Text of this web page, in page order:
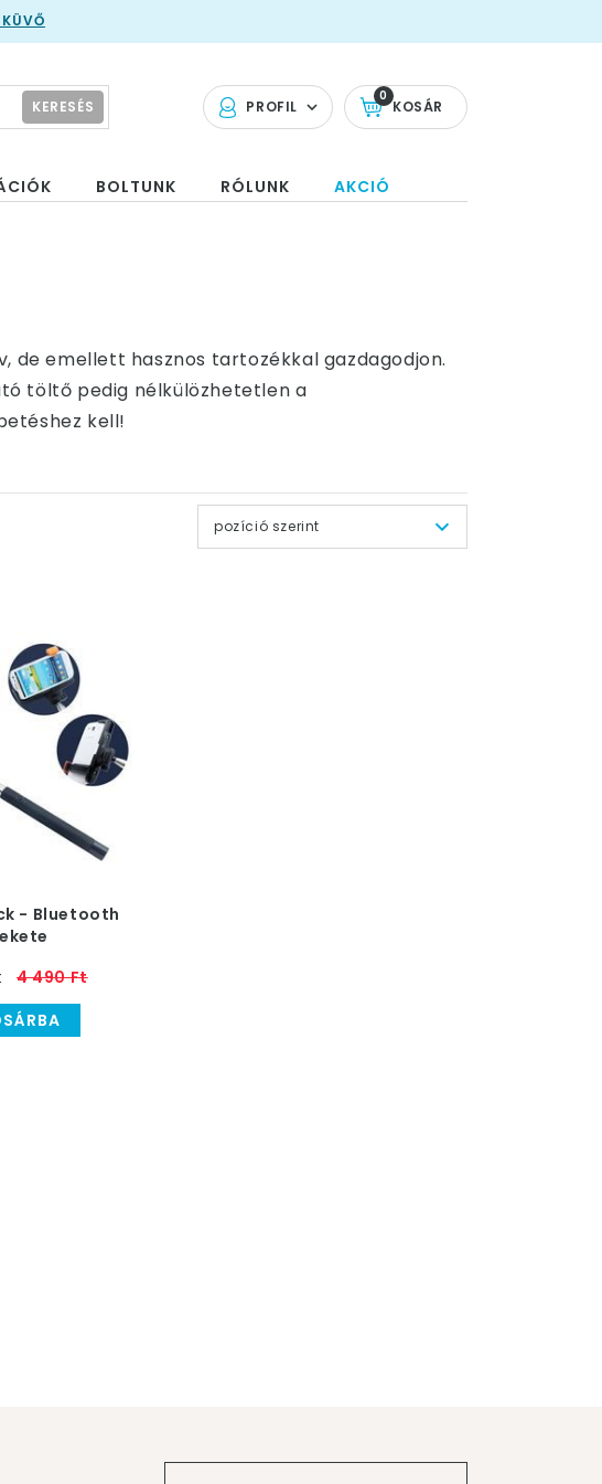
PROFIL KOSÁR
0
KERESÉS
BOLTUNK RÓLUNK AKCIÓ
de emellett hasznos tartozékkal gazdagodjon.
töltő pedig nélkülözhetetlen a
kell!
pozíció szerint
- Bluetooth
4 490 Ft